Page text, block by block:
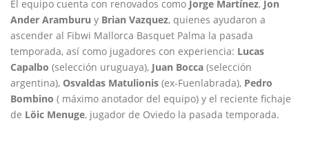
El equipo cuenta con renovados como Jorge Martínez, Jon
Ander Aramburu y Brian Vazquez, quienes ayudaron a
ascender al Fibwi Mallorca Basquet Palma la pasada
temporada, así como jugadores con experiencia: Lucas
Capalbo (selección uruguaya), Juan Bocca (selección
argentina), Osvaldas Matulionis (ex-Fuenlabrada), Pedro
Bombino ( máximo anotador del equipo) y el reciente fichaje
de Löic Menuge, jugador de Oviedo la pasada temporada.